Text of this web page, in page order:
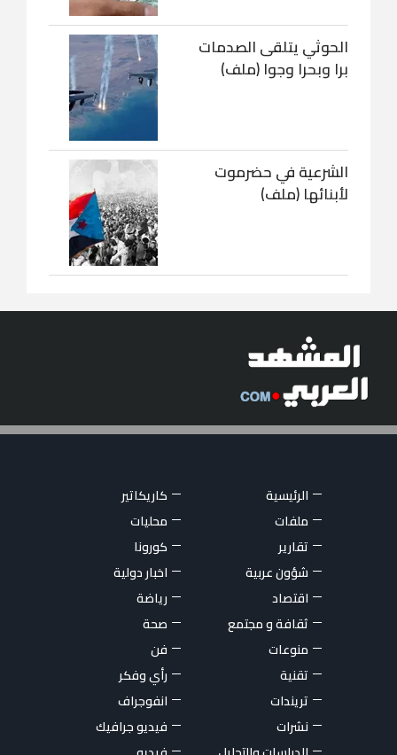
الحوثي يتلقى الصدمات
برا وبحرا وجوا (ملف)
الشرعية في حضرموت
لأبنائها (ملف)
الرئيسية
كاريكاتير
ملفات
محليات
تقارير
كورونا
شؤون عربية
اخبار دولية
اقتصاد
رياضة
ثقافة و مجتمع
صحة
منوعات
فن
تقنية
رأي وفكر
تريندات
انفوجراف
نشرات
فيديو جرافيك